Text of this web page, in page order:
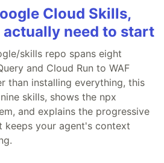
Cloud Skills,
actually need to start
skills repo spans eight
and Cloud Run to WAF
than installing everything, this
skills, shows the npx
and explains the progressive
keeps your agent's context